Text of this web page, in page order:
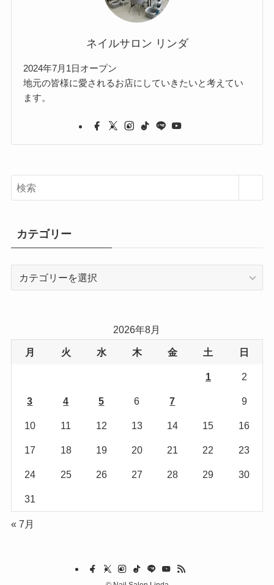
ネイルサロン リンダ
2024年7月1日オープン
地元の皆様に愛されるお店にしていきたいと考えてい
ます。
カテゴリー
2026年8月
月 火 水 木 金 土 日
1 2
3 4 5 6 7 9
10 11 12 13 14 15 16
17 18 19 20 21 22 23
24 25 26 27 28 29 30
31
« 7月